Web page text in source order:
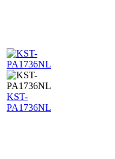
KST-
PA1736NL